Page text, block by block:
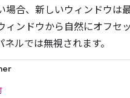
場合、新しいウィンドウは
ィンドウから自然にオフセ
ルでは無視されます。